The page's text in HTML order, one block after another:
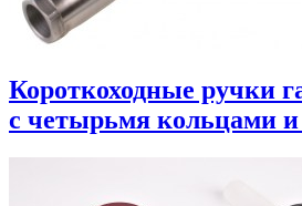
Короткоходные ручки
с четырьмя кольцами